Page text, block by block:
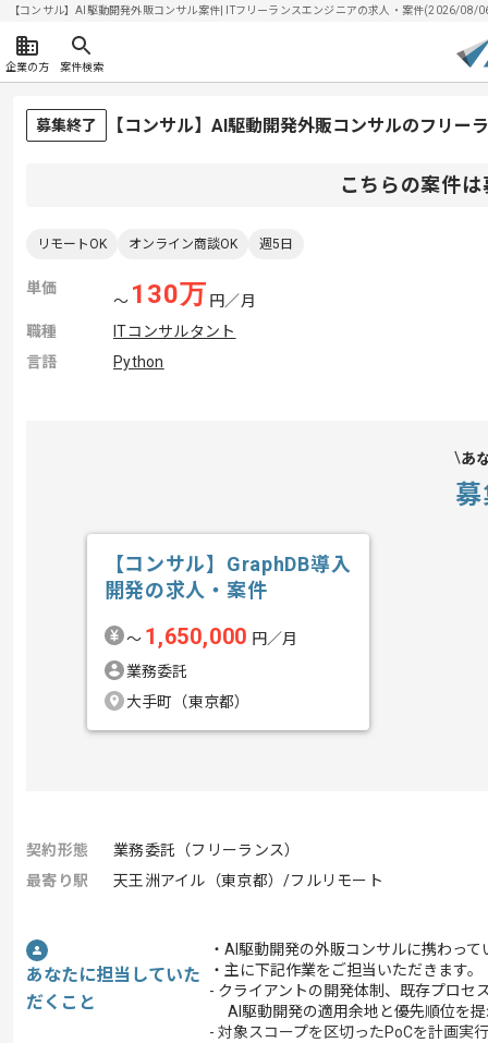
【コンサル】AI駆動開発外販コンサル案件| ITフリーランスエンジニアの求人・案件(2026/08/
企業の方 案件検索
募集終了 【コンサル】AI駆動開発外販コンサルのフリー
こちらの案件
リモートOK オンライン商談OK 週5日
単価
〜 130万 円／月
職種
ITコンサルタント
言語
Python
あ
【コンサル】GraphDB導入
開発の求人・案件
〜 1,650,000 円／月
業務委託
大手町（東京都）
契約形態
業務委託（フリーランス）
最寄り駅
天王洲アイル（東京都）/フルリモート
あなたに担当していた
だくこと
・AI駆動開発の外販コンサルに携わって
・主に下記作業をご担当いただきます。
- クライアントの開発体制、既存プロセ
AI駆動開発の適用余地と優先順位を
- 対象スコープを区切ったPoCを計画実